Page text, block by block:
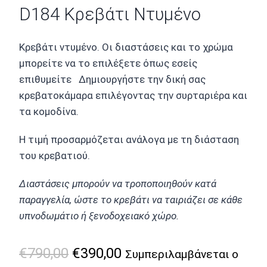
D184 Κρεβάτι Ντυμένο
Κρεβάτι ντυμένο. Οι διαστάσεις και το χρώμα
μπορείτε να το επιλέξετε όπως εσείς
επιθυμείτε Δημιουργήστε την δική σας
κρεβατοκάμαρα επιλέγοντας την συρταριέρα και
τα κομοδίνα.
Η τιμή προσαρμόζεται ανάλογα με τη διάσταση
του κρεβατιού.
Διαστάσεις μπορούν να τροποποιηθούν κατά
παραγγελία, ώστε το κρεβάτι να ταιριάζει σε κάθε
υπνοδωμάτιο ή ξενοδοχειακό χώρο.
€790,00 Original
€390,00 Η
Συμπεριλαμβάνεται ο